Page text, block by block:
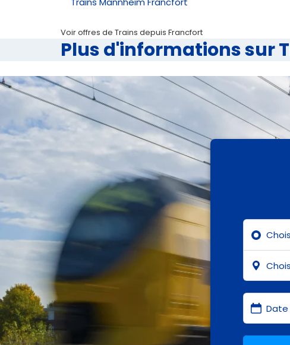
Voir offres de Trains depuis Francfort
Plus d'informations sur